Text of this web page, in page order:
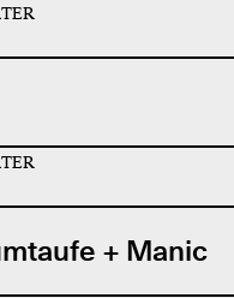
+ Manic